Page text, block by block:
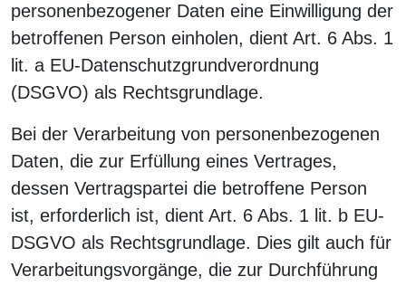
personenbezogener Daten eine Einwilligung der
betroffenen Person einholen, dient Art. 6 Abs. 1
lit. a EU-Datenschutzgrundverordnung
(DSGVO) als Rechtsgrundlage.
Bei der Verarbeitung von personenbezogenen
Daten, die zur Erfüllung eines Vertrages,
dessen Vertragspartei die betroffene Person
ist, erforderlich ist, dient Art. 6 Abs. 1 lit. b EU-
DSGVO als Rechtsgrundlage. Dies gilt auch für
Verarbeitungsvorgänge, die zur Durchführung